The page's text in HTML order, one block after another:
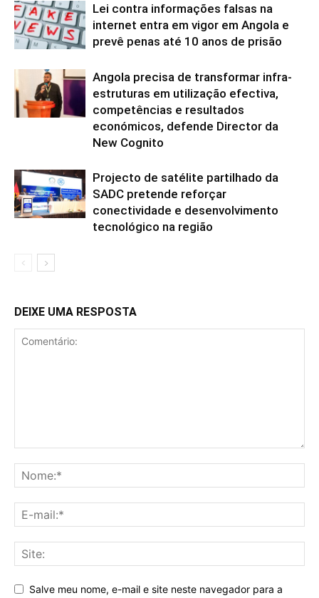
Lei contra informações falsas na
internet entra em vigor em Angola e
prevê penas até 10 anos de prisão
Angola precisa de transformar infra-
estruturas em utilização efectiva,
competências e resultados
económicos, defende Director da
New Cognito
Projecto de satélite partilhado da
SADC pretende reforçar
conectividade e desenvolvimento
tecnológico na região
DEIXE UMA RESPOSTA
Salve meu nome, e-mail e site neste navegador para a